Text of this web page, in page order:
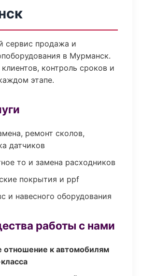
сервис продажа и
в Мурманск.
контроль сроков и
этапе.
ремонт сколов,
датчиков
то и замена расходников
покрытия и ppf
и навесного оборудования
работы с нами
отношение к автомобилям